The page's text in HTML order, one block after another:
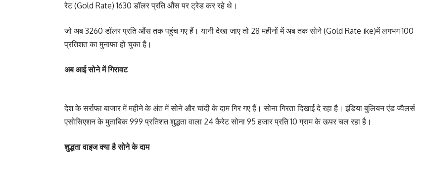
रेट (Gold Rate) 1630 डॉलर प्रति औंस पर ट्रेड कर रहे थे।
जो अब 3260 डॉलर प्रति औंस तक पहुंच गए हैं। यानी देखा जाए तो 28 महीनों में अब तक सोने (Gold Rate ike)में लगभग 100
प्रतिशत का मुनाफा हो चुका है।
अब आई सोने में गिरावट
देश के सर्राफा बाजार में महीने के अंत में सोने और चांदी के दाम गिर गए हैं। सोना गिरता दिखाई दे रहा है। इंडिया बुलियन एंड ज्वैलर्स
एसोसिएशन के मुताबिक 999 प्रतिशत शुद्धता वाला 24 कैरेट सोना 95 हजार प्रति 10 ग्राम के ऊपर चल रहा है।
शुद्धता वाइज क्या है सोने के दाम